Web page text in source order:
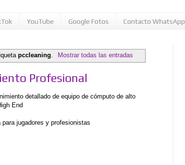
YouTube Google Fotos Contacto WhatsApp
pccleaning. Mostrar todas las entradas
Profesional
detallado de equipo de cómputo de alto
End
jugadores y profesionistas